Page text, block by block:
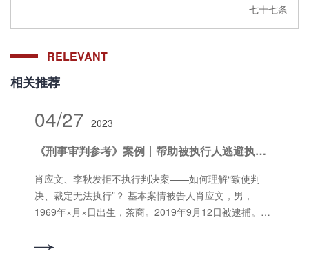
七十七条
RELEVANT
相关推荐
04/27 2023
《刑事审判参考》案例丨帮助被执行人逃避执行，也能构成拒不执行判决罪
肖应文、李秋发拒不执行判决案——如何理解“致使判
决、裁定无法执行”？ 基本案情被告人肖应文，男，
1969年×月×日出生，茶商。2019年9月12日被逮捕。被
9月4日被取保候审。 福建省武夷山市人民检察院指控被